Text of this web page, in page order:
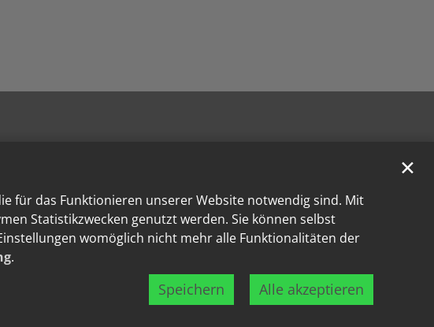
für das Funktionieren unserer Website notwendig sind. Mit
Statistikzwecken genutzt werden. Sie können selbst
womöglich nicht mehr alle Funktionalitäten der
.
Speichern Alle akzeptieren
✕